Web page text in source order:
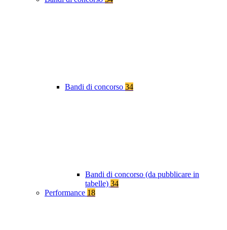
Bandi di concorso 34
Bandi di concorso (da pubblicare in
tabelle) 34
Performance 18